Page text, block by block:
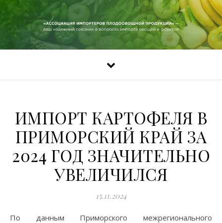
ИМПОРТ КАРТОФЕЛЯ В
ПРИМОРСКИЙ КРАЙ ЗА
2024 ГОД ЗНАЧИТЕЛЬНО
УВЕЛИЧИЛСЯ
15.11.2024
По данным Приморского межрегионального